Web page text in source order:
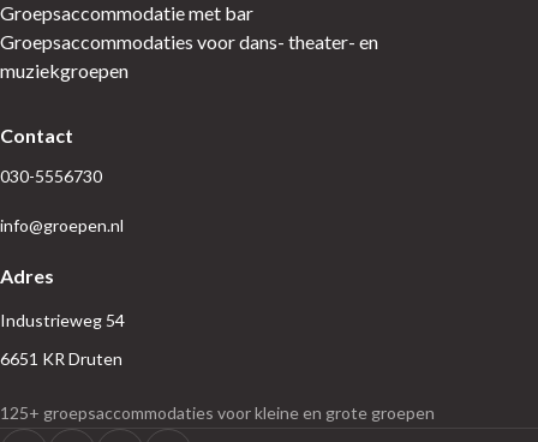
Groepsaccommodatie met bar
Groepsaccommodaties voor dans- theater- en
muziekgroepen
Contact
030-5556730
info@groepen.nl
Adres
Industrieweg 54
6651 KR Druten
125+ groepsaccommodaties voor kleine en grote groepen